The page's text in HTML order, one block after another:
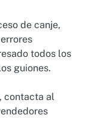
de canje,
todos los
guiones.
contacta al